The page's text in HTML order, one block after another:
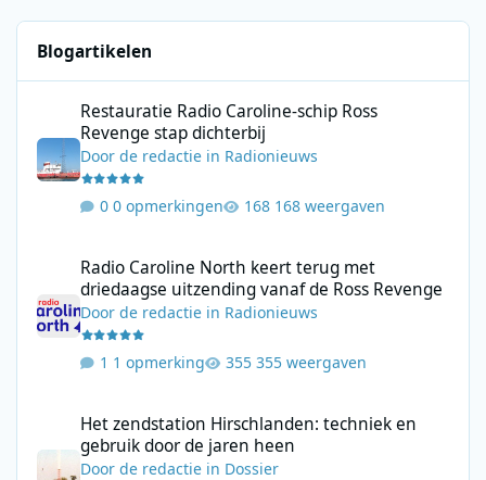
Blogartikelen
Restauratie Radio Caroline-schip Ross
Revenge stap dichterbij
Doorde redactie in Radionieuws
0 opmerkingen 168 weergaven
Radio Caroline North keert terug met
driedaagse uitzending vanaf de Ross Revenge
Doorde redactie in Radionieuws
1 opmerking 355 weergaven
Het zendstation Hirschlanden: techniek en
gebruik door de jaren heen
Doorde redactie in Dossier